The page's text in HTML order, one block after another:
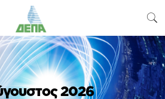
2026